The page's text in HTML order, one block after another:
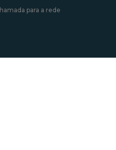
para a rede